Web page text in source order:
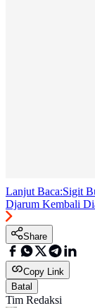
Lanjut Baca:Sigit
Djarum Kembali
Share
Copy Link
Batal
Tim Redaksi